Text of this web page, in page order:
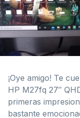
¡Oye amigo! Te
HP M27fq 27″
primeras
bastante